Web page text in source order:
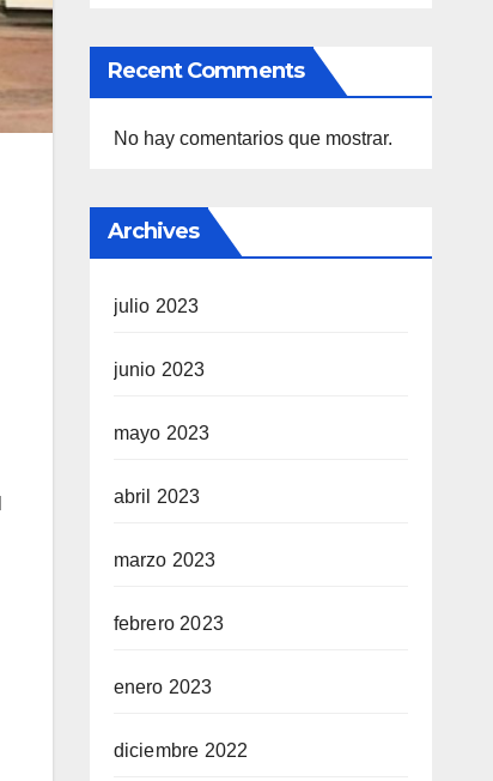
Recent Comments
No hay comentarios que mostrar.
Archives
julio 2023
junio 2023
mayo 2023
abril 2023
marzo 2023
febrero 2023
enero 2023
diciembre 2022